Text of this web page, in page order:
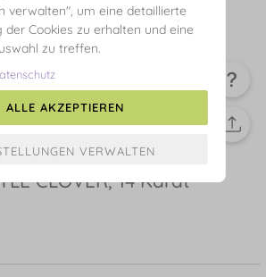
CLOVER, 14 Karat
verwalten", um eine detaillierte
der Cookies zu erhalten und eine
zu treffen.
ALLE AKZEPTIEREN